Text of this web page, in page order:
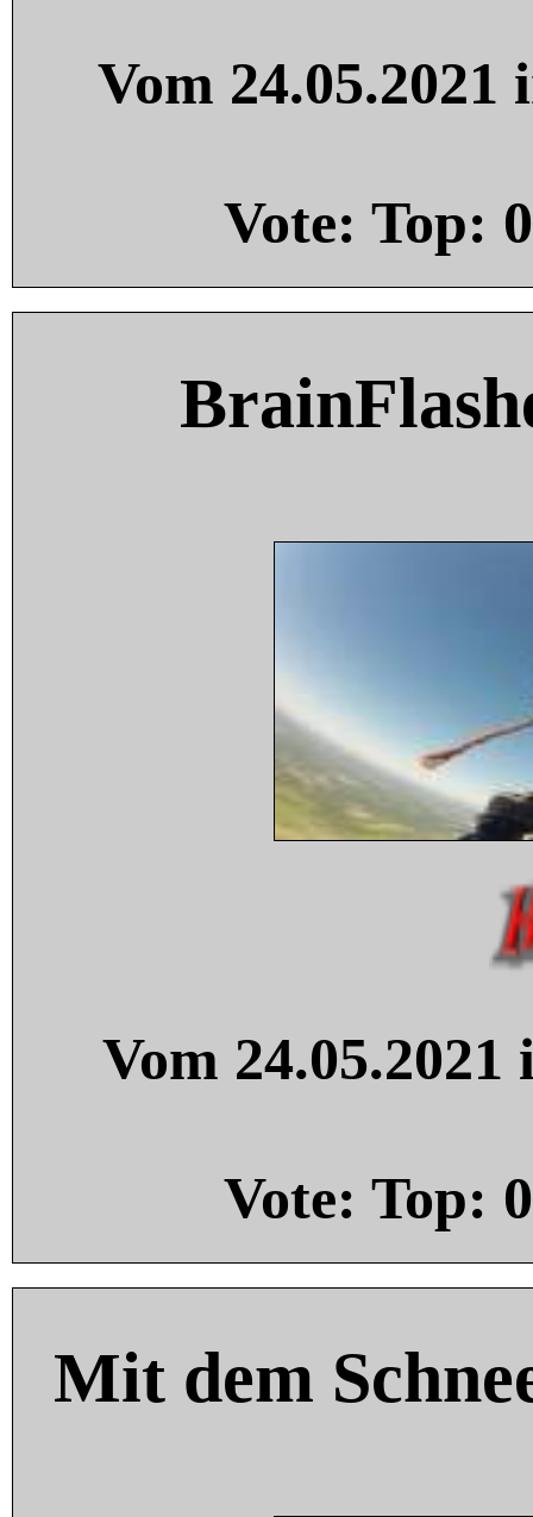
Vom
Vote: Top: 0
Vom
Vote: Top: 0
Mit dem